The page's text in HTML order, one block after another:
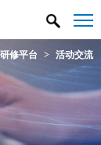
修平台 > 活动交流